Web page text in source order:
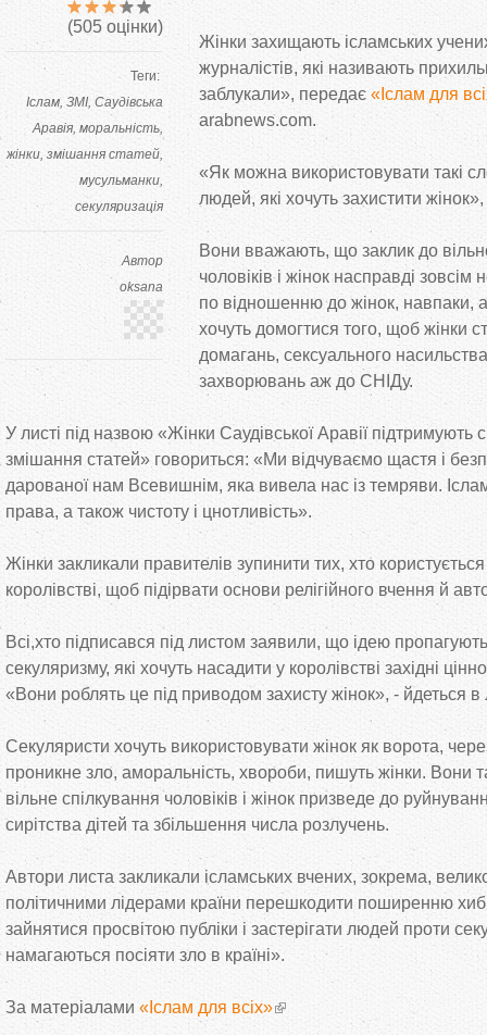
(505 оцінки)
Теги:
Іслам ЗМІ Саудівська
Аравія моральність
жінки змішання статей
мусульманки
секуляризація
Автор
oksana
Жінки захищають ісламських
журналістів, які називають
заблукали», передає «Іслам для
arabnews.com.
«Як можна використовувати такі
людей, які хочуть захистити
Вони вважають, що заклик до
чоловіків і жінок насправді зовсім
по відношенню до жінок, навпаки,
хочуть домогтися того, щоб жінки
домагань, сексуального
захворювань аж до СНІДу.
У листі під назвою «Жінки Саудівської Аравії підтримують
змішання статей» говориться: «Ми відчуваємо щастя і
дарованої нам Всевишнім, яка вивела нас із темряви.
права, а також чистоту і цнотливість».
Жінки закликали правителів зупинити тих, хто користується
королівстві, щоб підірвати основи релігійного вчення й
Всі,хто підписався під листом заявили, що ідею
секуляризму, які хочуть насадити у королівстві західні
«Вони роблять це під приводом захисту жінок», - йдеться в
Секуляристи хочуть використовувати жінок як ворота,
проникне зло, аморальність, хвороби, пишуть жінки. Вони
вільне спілкування чоловіків і жінок призведе до
сирітства дітей та збільшення числа розлучень.
Автори листа закликали ісламських вчених, зокрема,
політичними лідерами країни перешкодити поширенню
зайнятися просвітою публіки і застерігати людей проти
намагаються посіяти зло в країні».
За матеріалами «Іслам для всіх»